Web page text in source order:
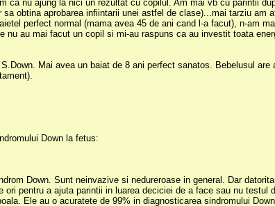
ca nu ajung la nici un rezultat cu copilul. Am mai vb cu parintii
obtina aprobarea infiintarii unei astfel de clase)...mai tarziu
perfect normal (mama avea 45 de ani cand l-a facut), n-am
nu au mai facut un copil si mi-au raspuns ca au investit toata
Mai avea un baiat de 8 ani perfect sanatos. Bebelusul
Down la fetus:
Down. Sunt neinvazive si nedureroase in general. Dar
pentru a ajuta parintii in luarea deciciei de a face sau nu testul
Ele au o acuratete de 99% in diagnosticarea sindromului